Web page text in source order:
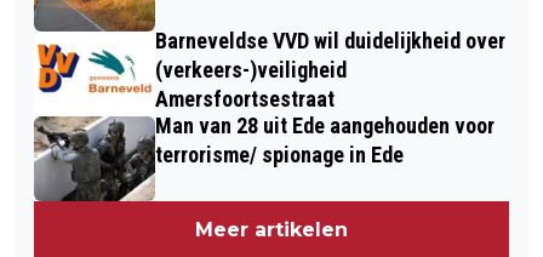
Barneveldse VVD wil duidelijkheid over
(verkeers-)veiligheid
Amersfoortsestraat
Man van 28 uit Ede aangehouden voor
terrorisme/ spionage in Ede
Meer artikelen